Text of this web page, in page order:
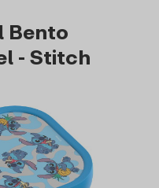
Bento
- Stitch